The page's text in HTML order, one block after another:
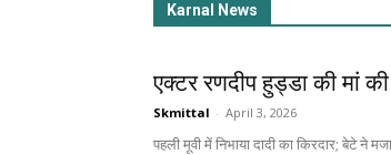
Karnal News
एक्टर रणदीप हुड्डा की मां की
Skmittal - April 3, 2026
पहली मूवी में निभाया दादी का किरदार; बेटे ने